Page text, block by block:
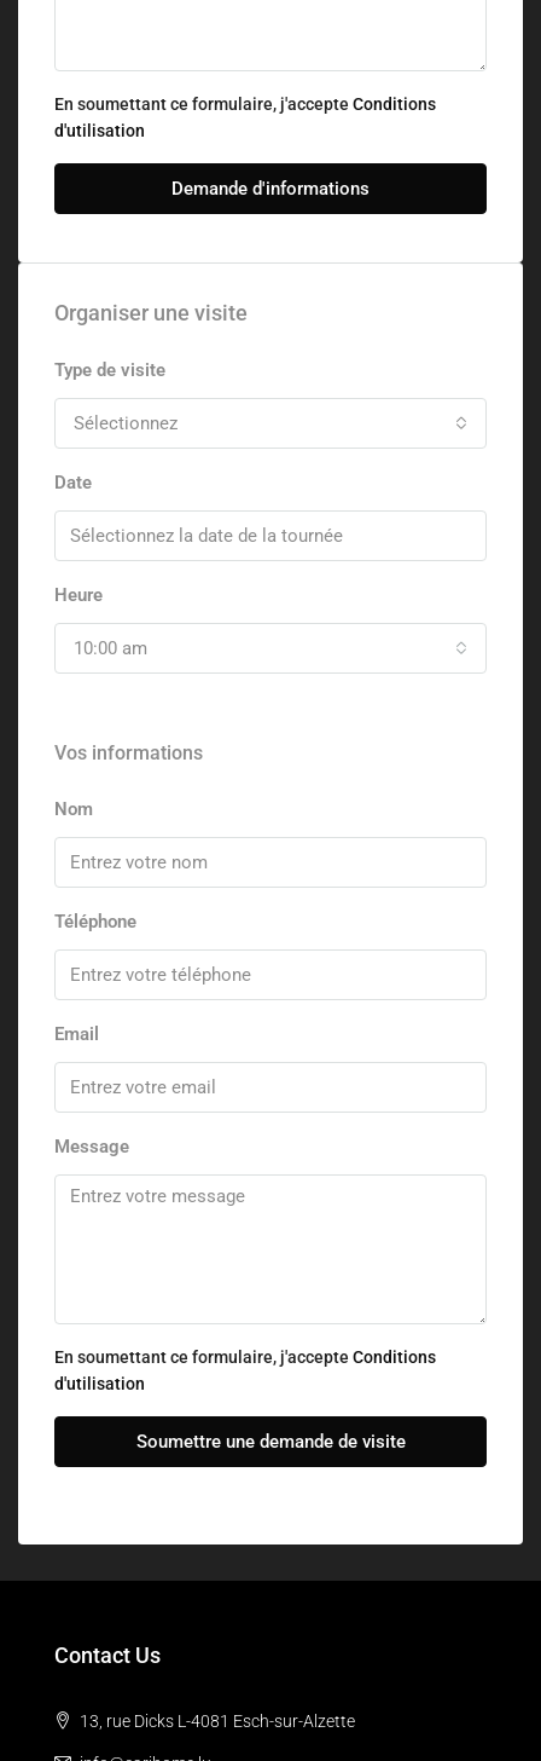
En soumettant ce formulaire, j'accepte Conditions
d'utilisation
Demande d'informations
Organiser une visite
Type de visite
Sélectionnez
Date
Heure
10:00 am
Vos informations
Nom
Téléphone
Email
Message
En soumettant ce formulaire, j'accepte Conditions
d'utilisation
Soumettre une demande de visite
Contact Us
13, rue Dicks L-4081 Esch-sur-Alzette